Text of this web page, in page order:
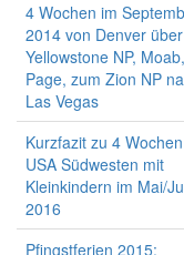
4 Wochen im
2014 von Denver über
Yellowstone NP, Moab,
Page, zum Zion NP
Las Vegas
Kurzfazit zu 4 Wochen
USA Südwesten mit
Kleinkindern im Mai/
2016
Pfingstferien 2015: